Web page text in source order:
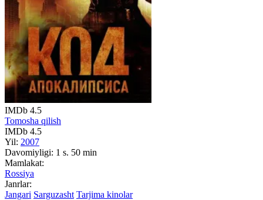
IMDb 4.5
Tomosha qilish
IMDb 4.5
Yil: 2007
Davomiyligi: 1 s. 50 min
Mamlakat:
Rossiya
Janrlar:
Jangari Sarguzasht Tarjima kinolar